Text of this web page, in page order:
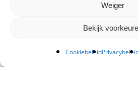
Weiger
Bekijk
Cookiebeleid